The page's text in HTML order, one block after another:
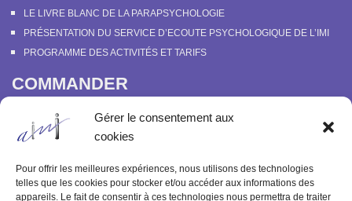
Gérer le consentement aux
cookies
Pour offrir les meilleures expériences, nous utilisons des technologies
telles que les cookies pour stocker et/ou accéder aux informations des
appareils. Le fait de consentir à ces technologies nous permettra de traiter
LE LIVRE BLANC DE LA PARAPSYCHOLOGIE
PRÉSENTATION DU SERVICE D’ECOUTE PSYCHOLOGIQUE DE L’IMI
PROGRAMME DES ACTIVITÉS ET TARIFS
COMMANDER
SOUTENIR L’INSTITUT MÉTAPSYCHIQUE
COMMANDER OU FEUILLETER “LE BULLETIN MÉTAPSYCHIQUE” ET
“MÉTAPSYCHIQUE”